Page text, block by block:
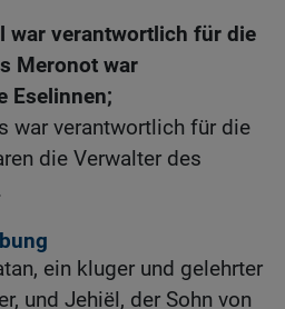
war verantwortlich für die
Meronot war
Eselinnen;
war verantwortlich für die
die Verwalter des
ein kluger und gelehrter
und Jehiël, der Sohn von